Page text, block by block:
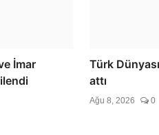
merkez ve
İmar
Türk
attı
Ağu 8, 2026 0